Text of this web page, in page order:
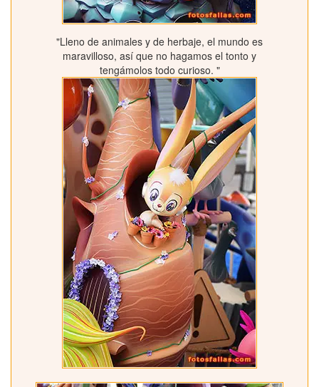
"Lleno de animales y de herbaje, el mundo es
maravilloso, así que no hagamos el tonto y
tengámolos todo curioso. "